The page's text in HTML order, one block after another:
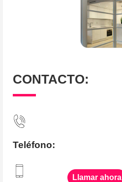
CONTACTO:
Teléfono:
Llamar ahora